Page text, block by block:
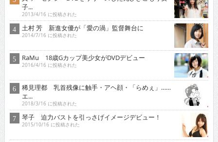
子...
2013/4/16 に投稿された
土村 芳 新進女優が「愛の渦」監督舞台に
2014/7/16 に投稿された
RaMu 18歳Gカップ美少女がDVDデビュー
2016/4/16 に投稿された
稀見理都 乳首残像に触手・アヘ顔・「らめぇ」……
エ...
2018/3/16 に投稿された
琴子 迫力バストを引っさげイメージデビュー！
2015/10/16 に投稿された